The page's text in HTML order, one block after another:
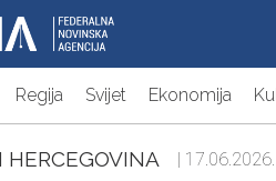
Regija Svijet Ekonomija
HERCEGOVINA |